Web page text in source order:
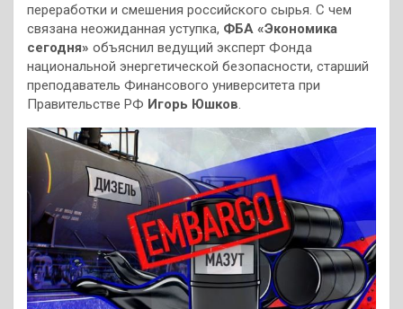
переработки и смешения российского сырья. С чем
связана неожиданная уступка, ФБА «Экономика
сегодня» объяснил ведущий эксперт Фонда
национальной энергетической безопасности, старший
преподаватель Финансового университета при
Правительстве РФ Игорь Юшков.